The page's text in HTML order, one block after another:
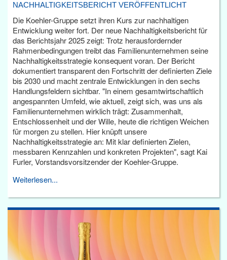
NACHHALTIGKEITSBERICHT VERÖFFENTLICHT
Die Koehler-Gruppe setzt ihren Kurs zur nachhaltigen
Entwicklung weiter fort. Der neue Nachhaltigkeitsbericht für
das Berichtsjahr 2025 zeigt: Trotz herausfordernder
Rahmenbedingungen treibt das Familienunternehmen seine
Nachhaltigkeitsstrategie konsequent voran. Der Bericht
dokumentiert transparent den Fortschritt der definierten Ziele
bis 2030 und macht zentrale Entwicklungen in den sechs
Handlungsfeldern sichtbar. "In einem gesamtwirtschaftlich
angespannten Umfeld, wie aktuell, zeigt sich, was uns als
Familienunternehmen wirklich trägt: Zusammenhalt,
Entschlossenheit und der Wille, heute die richtigen Weichen
für morgen zu stellen. Hier knüpft unsere
Nachhaltigkeitsstrategie an: Mit klar definierten Zielen,
messbaren Kennzahlen und konkreten Projekten", sagt Kai
Furler, Vorstandsvorsitzender der Koehler-Gruppe.
Weiterlesen...